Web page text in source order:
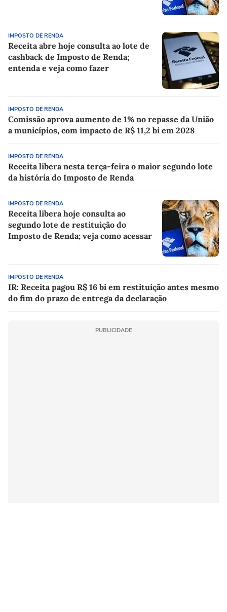
IMPOSTO DE RENDA
Receita abre hoje consulta ao lote de
cashback de Imposto de Renda;
entenda e veja como fazer
IMPOSTO DE RENDA
Comissão aprova aumento de 1% no repasse da União
a municípios, com impacto de R$ 11,2 bi em 2028
IMPOSTO DE RENDA
Receita libera nesta terça-feira o maior segundo lote
da história do Imposto de Renda
IMPOSTO DE RENDA
Receita libera hoje consulta ao
segundo lote de restituição do
Imposto de Renda; veja como acessar
IMPOSTO DE RENDA
IR: Receita pagou R$ 16 bi em restituição antes mesmo
do fim do prazo de entrega da declaração
PUBLICIDADE